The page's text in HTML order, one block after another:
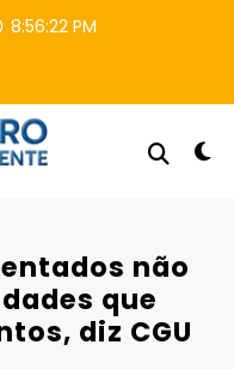
8:56:22 PM
não
que
diz CGU